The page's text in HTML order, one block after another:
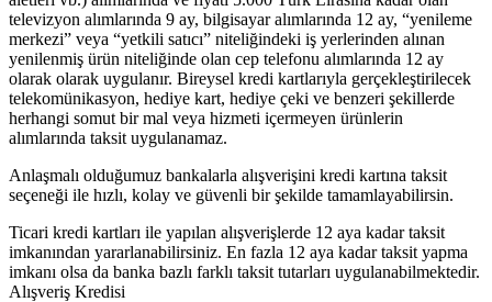
televizyon alımlarında 9 ay, bilgisayar alımlarında 12 ay, “yenileme
merkezi” veya “yetkili satıcı” niteliğindeki iş yerlerinden alınan
yenilenmiş ürün niteliğinde olan cep telefonu alımlarında 12 ay
olarak olarak uygulanır. Bireysel kredi kartlarıyla gerçekleştirilecek
telekomünikasyon, hediye kart, hediye çeki ve benzeri şekillerde
herhangi somut bir mal veya hizmeti içermeyen ürünlerin
alımlarında taksit uygulanamaz.
Anlaşmalı olduğumuz bankalarla alışverişini kredi kartına taksit
seçeneği ile hızlı, kolay ve güvenli bir şekilde tamamlayabilirsin.
Ticari kredi kartları ile yapılan alışverişlerde 12 aya kadar taksit
imkanından yararlanabilirsiniz. En fazla 12 aya kadar taksit yapma
imkanı olsa da banka bazlı farklı taksit tutarları uygulanabilmektedir.
Alışveriş Kredisi